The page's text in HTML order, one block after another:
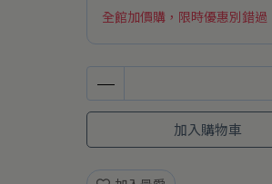
全館加價購，限時優惠別錯過
加入購物車